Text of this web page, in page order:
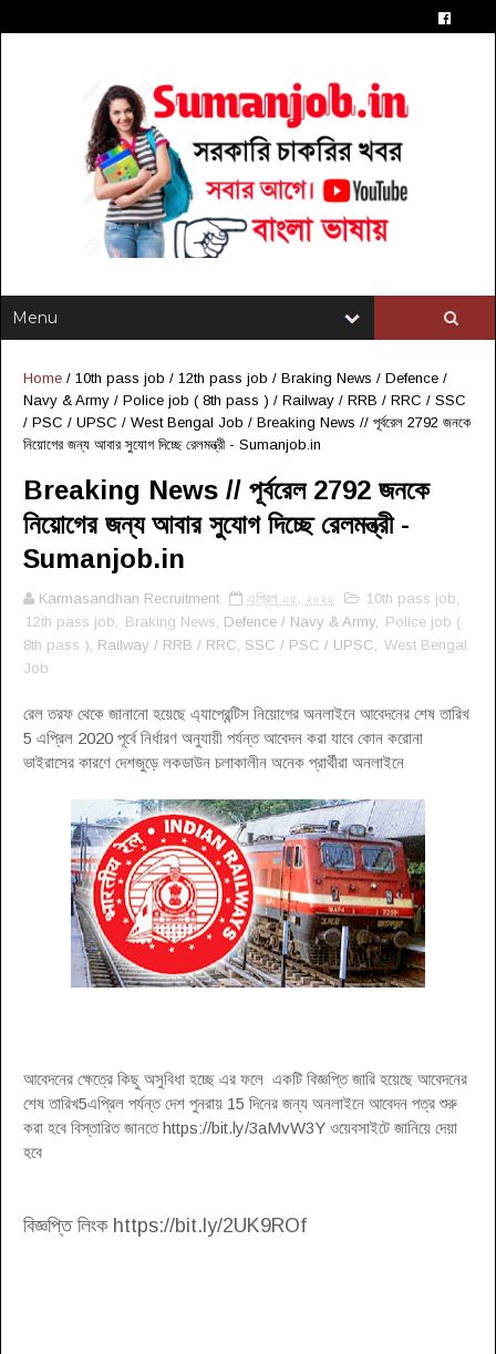
Home / 10th pass job / 12th pass job / Braking News / Defence /
Navy & Army / Police job ( 8th pass ) / Railway / RRB / RRC / SSC
/ PSC / UPSC / West Bengal Job / Breaking News // পূর্বরেল 2792 জনকে
নিয়োগের জন্য আবার সুযোগ দিচ্ছে রেলমন্ত্রী - Sumanjob.in
Breaking News // পূর্বরেল 2792 জনকে
নিয়োগের জন্য আবার সুযোগ দিচ্ছে রেলমন্ত্রী -
Sumanjob.in
Karmasandhan Recruitment এপ্রিল ০৫, ২০২০ 10th pass job
12th pass job
Braking News , Defence / Navy & Army,
Police job (
8th pass ) , Railway / RRB / RRC, SSC / PSC / UPSC,
West Bengal
Job
রেল তরফ থেকে জানানো হয়েছে এ্যাপ্রেন্টিস নিয়োগের অনলাইনে আবেদনের শেষ তারিখ
5 এপ্রিল 2020 পূর্বে নির্ধারণ অনুযায়ী পর্যন্ত আবেদন করা যাবে কোন করোনা
ভাইরাসের কারণে দেশজুড়ে লকডাউন চলাকালীন অনেক প্রার্থীরা অনলাইনে
আবেদনের ক্ষেত্রে কিছু অসুবিধা হচ্ছে এর ফলে একটি বিজ্ঞপ্তি জারি হয়েছে আবেদনের
শেষ তারিখ5এপ্রিল পর্যন্ত দেশ পুনরায় 15 দিনের জন্য অনলাইনে আবেদন পত্র শুরু
করা হবে বিস্তারিত জানতে https://bit.ly/3aMvW3Y ওয়েবসাইটে জানিয়ে দেয়া
হবে
বিজ্ঞপ্তি লিংক https://bit.ly/2UK9ROf